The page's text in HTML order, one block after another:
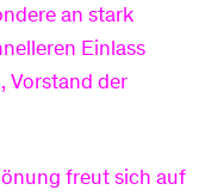
an stark
Einlass
Vorstand der
freut sich auf